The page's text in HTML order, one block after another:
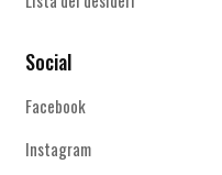
Social
Facebook
Instagram